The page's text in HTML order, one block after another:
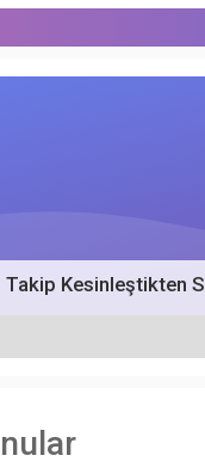
Takip Kesinleştikten